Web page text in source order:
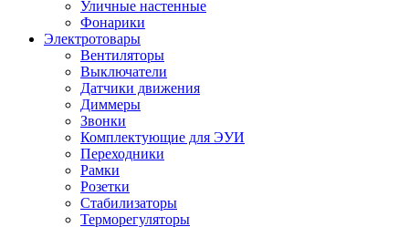
Уличные настенные
Фонарики
Электротовары
Вентиляторы
Выключатели
Датчики движения
Диммеры
Звонки
Комплектующие для ЭУИ
Переходники
Рамки
Розетки
Стабилизаторы
Терморегуляторы